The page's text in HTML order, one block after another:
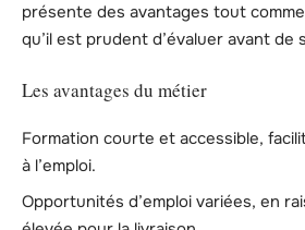
présente des avantages tout
qu’il est prudent d’évaluer avant de
Les avantages du métier
Formation courte et accessible,
à l’emploi.
Opportunités d’emploi variées, en